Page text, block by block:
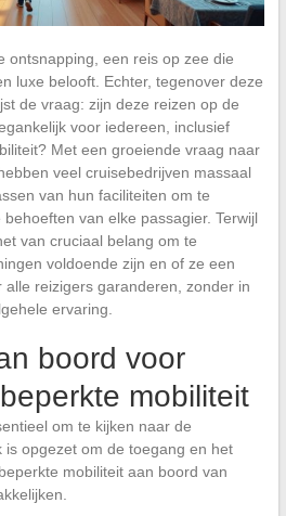
ontsnapping, een reis op zee die
luxe belooft. Echter, tegenover deze
de vraag: zijn deze reizen op de
voor iedereen, inclusief
Met een groeiende vraag naar
veel cruisebedrijven massaal
van hun faciliteiten om te
van elke passagier. Terwijl
van cruciaal belang om te
voldoende zijn en of ze een
reizigers garanderen, zonder in
ervaring.
boord voor
mobiliteit
om te kijken naar de
is opgezet om de toegang en het
mobiliteit aan boord van